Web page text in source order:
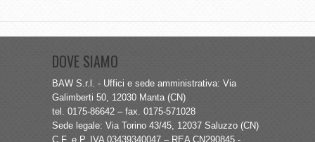
DOVE SIAMO
BAW S.r.l. - Uffici e sede amministrativa: Via
Galimberti 50, 12030 Manta (CN)
tel. 0175-86642 – fax. 0175-571028
Sede legale: Via Torino 43/45, 12037 Saluzzo (CN)
C.F. e P. IVA 03439340047 – REA CN290845 -